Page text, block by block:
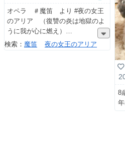
オペラ ＃魔笛 より #夜の女王
のアリア （復讐の炎は地獄のよ
うに我が心に燃え）
検索： 魔笛 夜の女王のアリア
8